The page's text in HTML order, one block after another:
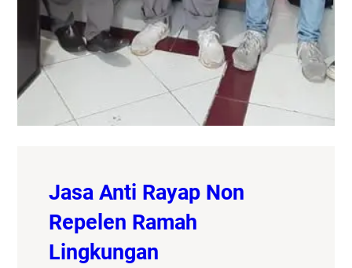
Jasa Anti Rayap Non
Repelen Ramah
Lingkungan